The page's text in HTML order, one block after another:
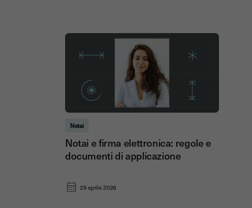
Notai
Notai e firma elettronica: regole e
documenti di applicazione
29 aprile 2026